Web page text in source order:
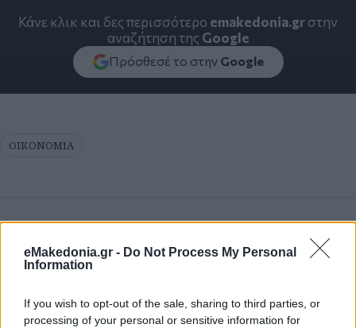
eMakedonia.gr - Do Not Process My Personal
Information
If you wish to opt-out of the sale, sharing to third parties, or
processing of your personal or sensitive information for
Κάνε κλικ και δες περισσότερο emakedonia.grστην
αναζήτηση της Google
Πρόσθεσέ το στην Google
ΟΙΚΟΝΟΜΙΑ